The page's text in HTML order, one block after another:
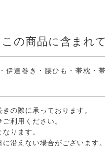
この商品に含まれ
伊達巻き・腰ひも・帯枕・
の際に承っております。
利用ください。
ります。
沿えない場合がございます。